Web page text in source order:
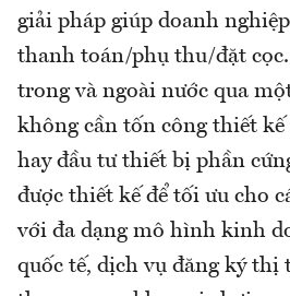
giải pháp giúp doanh
thanh toán/phụ thu/đặt
trong và ngoài nước qua
không cần tốn công thiết kế
hay đầu tư thiết bị phần
được thiết kế để tối ưu cho
với đa dạng mô hình kinh
quốc tế, dịch vụ đăng ký thị